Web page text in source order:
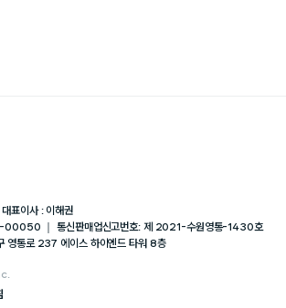
표이사 : 이해권
00050 ｜ 통신판매업신고번호: 제 2021-수원영통-1430호
영통로 237 에이스 하이엔드 타워 8층